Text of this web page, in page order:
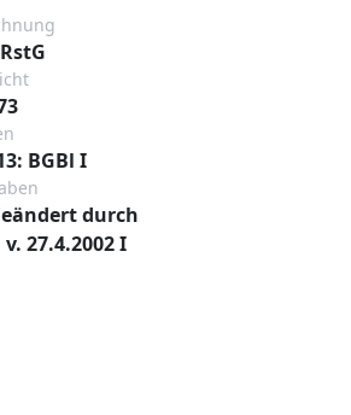
BGBl I
durch
27.4.2002 I